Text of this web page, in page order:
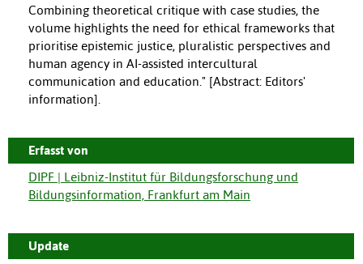
Combining theoretical critique with case studies, the
volume highlights the need for ethical frameworks that
prioritise epistemic justice, pluralistic perspectives and
human agency in AI-assisted intercultural
communication and education." [Abstract: Editors'
information].
Erfasst von
DIPF | Leibniz-Institut für Bildungsforschung und
Bildungsinformation, Frankfurt am Main
Update